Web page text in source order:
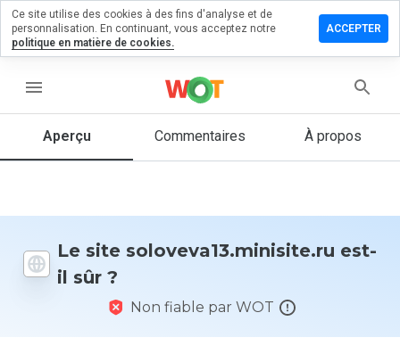
menu
Aperçu Commentaires À propos
Le site soloveva13.minisite.ru est-
il sûr ?
Non fiable par WOT
sur
Quelle
donneriez-
Ce site utilise des cookies à des fins d'analyse et de
personnalisation. En continuant, vous acceptez notre
politique en matière de cookies.
ACCEPTER